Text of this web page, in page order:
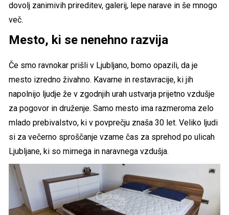
dovolj zanimivih prireditev, galerij, lepe narave in še mnogo
več.
Mesto, ki se nenehno razvija
Če smo ravnokar prišli v Ljubljano, bomo opazili, da je
mesto izredno živahno. Kavarne in restavracije, ki jih
napolnijo ljudje že v zgodnjih urah ustvarja prijetno vzdušje
za pogovor in druženje. Samo mesto ima razmeroma zelo
mlado prebivalstvo, ki v povprečju znaša 30 let. Veliko ljudi
si za večerno sproščanje vzame čas za sprehod po ulicah
Ljubljane, ki so mirnega in naravnega vzdušja.